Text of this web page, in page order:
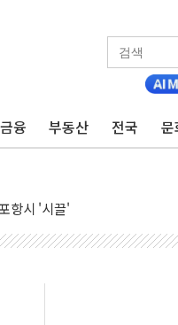
융 부동산 전국 문
7359명 끝까지 찾겠다"
톤 낮춰
…수도권 집중 완화 전환점"
재… "전폭적 공급 확대·속도
도 놀랍지 않아"